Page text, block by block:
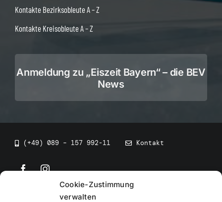
Cookie-Zustimmung
verwalten
Kontakte Bezirksobleute A – Z
Kontakte Kreisobleute A – Z
Anmeldung zu „Eiszeit Bayern“ – die BEV
News
(+49) 089 – 157 992-11 Kontakt
• BEV Bayerischer Eissportverband